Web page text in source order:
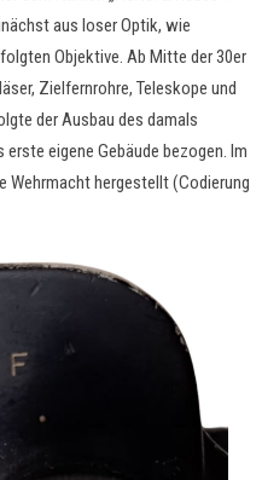
aus loser Optik, wie
Objektive. Ab Mitte der 30er
Zielfernrohre, Teleskope und
der Ausbau des damals
eigene Gebäude bezogen. Im
Wehrmacht hergestellt (Codierung